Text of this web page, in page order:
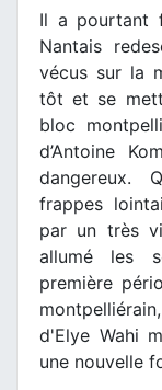
Il a pourtant
Nantais
vécus sur la
tôt et se
bloc
d’Antoine
dangereux.
frappes
par un très
allumé les
première
d'Elye Wahi
une nouvelle